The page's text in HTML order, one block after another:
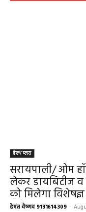
हेल्थ प्लस
सरायपाली/ ओम
लेकर डायबिटीज
को मिलेगा
हेमंत वैष्णव 9131614309 -